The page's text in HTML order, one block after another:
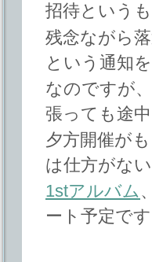
招待という
残念ながら
という通知
なのですが
張っても途
夕方開催が
は仕方がない
1stアルバム 、
ート予定です